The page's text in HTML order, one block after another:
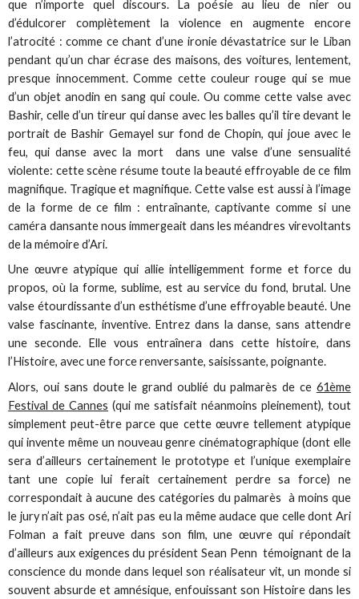
que n’importe quel discours. La poésie au lieu de nier ou
d’édulcorer complètement la violence en augmente encore
l’atrocité : comme ce chant d’une ironie dévastatrice sur le Liban
pendant qu’un char écrase des maisons, des voitures, lentement,
presque innocemment. Comme cette couleur rouge qui se mue
d’un objet anodin en sang qui coule. Ou comme cette valse avec
Bashir, celle d’un tireur qui danse avec les balles qu’il tire devant le
portrait de Bashir Gemayel sur fond de Chopin, qui joue avec le
feu, qui danse avec la mort dans une valse d’une sensualité
violente: cette scène résume toute la beauté effroyable de ce film
magnifique. Tragique et magnifique. Cette valse est aussi à l’image
de la forme de ce film : entraînante, captivante comme si une
caméra dansante nous immergeait dans les méandres virevoltants
de la mémoire d’Ari.
Une œuvre atypique qui allie intelligemment forme et force du
propos, où la forme, sublime, est au service du fond, brutal. Une
valse étourdissante d’un esthétisme d’une effroyable beauté. Une
valse fascinante, inventive. Entrez dans la danse, sans attendre
une seconde. Elle vous entraînera dans cette histoire, dans
l’Histoire, avec une force renversante, saisissante, poignante.
Alors, oui sans doute le grand oublié du palmarès de ce 61ème
Festival de Cannes (qui me satisfait néanmoins pleinement), tout
simplement peut-être parce que cette œuvre tellement atypique
qui invente même un nouveau genre cinématographique (dont elle
sera d’ailleurs certainement le prototype et l’unique exemplaire
tant une copie lui ferait certainement perdre sa force) ne
correspondait à aucune des catégories du palmarès à moins que
le jury n’ait pas osé, n’ait pas eu la même audace que celle dont Ari
Folman a fait preuve dans son film, une œuvre qui répondait
d’ailleurs aux exigences du président Sean Penn témoignant de la
conscience du monde dans lequel son réalisateur vit, un monde si
souvent absurde et amnésique, enfouissant son Histoire dans les